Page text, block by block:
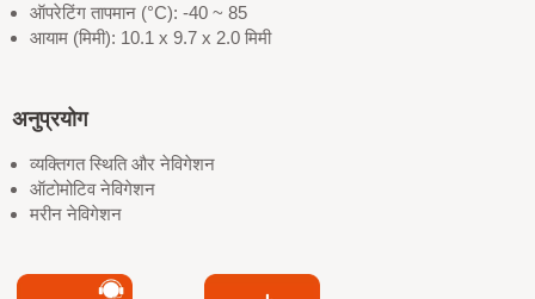
ऑपरेटिंग तापमान (°C): -40 ~ 85
आयाम (मिमी): 10.1 x 9.7 x 2.0 मिमी
अनुप्रयोग
व्यक्तिगत स्थिति और नेविगेशन
ऑटोमोटिव नेविगेशन
मरीन नेविगेशन